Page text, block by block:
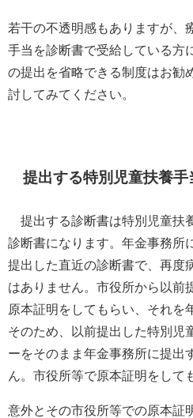
若干の不透明感もありますが、
手当を診断書で受給している方
の提出を省略できる制度はお勧
討してみてください。
提出する特別児童扶養
提出する診断書は特別児童扶
診断書になります。年金事務所
提出した直近の診断書で、再度
はありません。市役所から以前
原本証明をしてもらい、それを
そのため、以前提出した特別児
ーをそのまま年金事務所に提出
ん。市役所等で原本証明をして
意外とその市役所等での原本証